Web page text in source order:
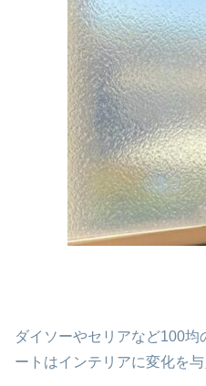
ダイソーやセリアなど100
ートはインテリアに変化を